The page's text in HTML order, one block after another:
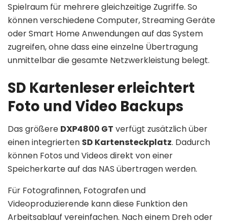
Spielraum für mehrere gleichzeitige Zugriffe. So
können verschiedene Computer, Streaming Geräte
oder Smart Home Anwendungen auf das System
zugreifen, ohne dass eine einzelne Übertragung
unmittelbar die gesamte Netzwerkleistung belegt.
SD Kartenleser erleichtert
Foto und Video Backups
Das größere DXP4800 GT verfügt zusätzlich über
einen integrierten SD Kartensteckplatz. Dadurch
können Fotos und Videos direkt von einer
Speicherkarte auf das NAS übertragen werden.
Für Fotografinnen, Fotografen und
Videoproduzierende kann diese Funktion den
Arbeitsablauf vereinfachen. Nach einem Dreh oder